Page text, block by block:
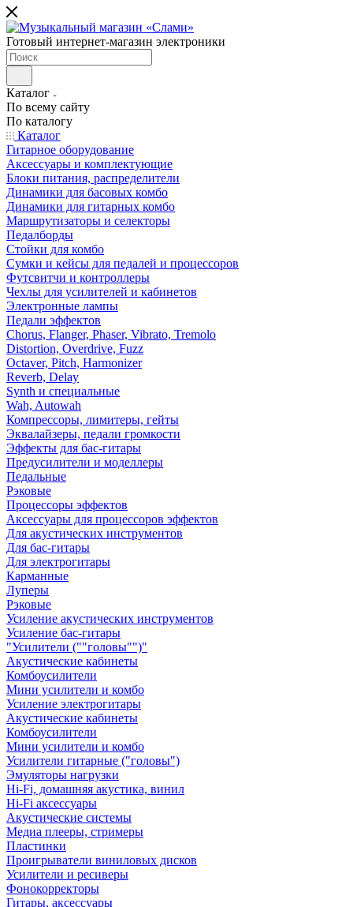
Готовый интернет-магазин электроники
Каталог
По всему сайту
По каталогу
Каталог
Гитарное оборудование
Аксессуары и комплектующие
Блоки питания, распределители
Динамики для басовых комбо
Динамики для гитарных комбо
Маршрутизаторы и селекторы
Педалборды
Стойки для комбо
Сумки и кейсы для педалей и процессоров
Футсвитчи и контроллеры
Чехлы для усилителей и кабинетов
Электронные лампы
Педали эффектов
Chorus, Flanger, Phaser, Vibrato, Tremolo
Distortion, Overdrive, Fuzz
Octaver, Pitch, Harmonizer
Reverb, Delay
Synth и специальные
Wah, Autowah
Компрессоры, лимитеры, гейты
Эквалайзеры, педали громкости
Эффекты для бас-гитары
Предусилители и моделлеры
Педальные
Рэковые
Процессоры эффектов
Аксессуары для процессоров эффектов
Для акустических инструментов
Для бас-гитары
Для электрогитары
Карманные
Луперы
Рэковые
Усиление акустических инструментов
Усиление бас-гитары
"Усилители (""головы"")"
Акустические кабинеты
Комбоусилители
Мини усилители и комбо
Усиление электрогитары
Акустические кабинеты
Комбоусилители
Мини усилители и комбо
Усилители гитарные ("головы")
Эмуляторы нагрузки
Hi-Fi, домашняя акустика, винил
Hi-Fi аксессуары
Акустические системы
Медиа плееры, стримеры
Пластинки
Проигрыватели виниловых дисков
Усилители и ресиверы
Фонокорректоры
Гитары, аксессуары